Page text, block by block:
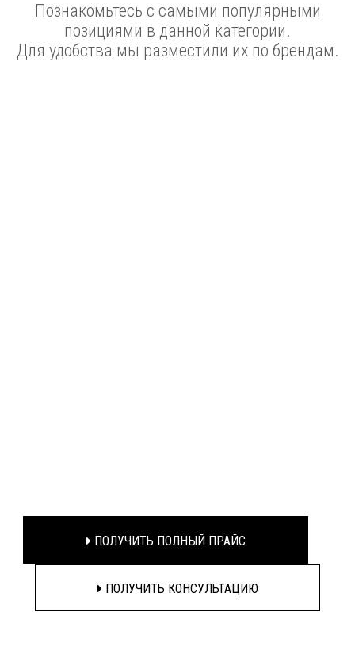
Познакомьтесь с самыми популярными
позициями в данной категории.
Для удобства мы разместили их по брендам.
ПОЛУЧИТЬ ПОЛНЫЙ ПРАЙС
ПОЛУЧИТЬ КОНСУЛЬТАЦИЮ